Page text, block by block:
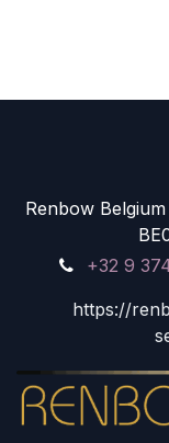
Renbow
+32 9
https://